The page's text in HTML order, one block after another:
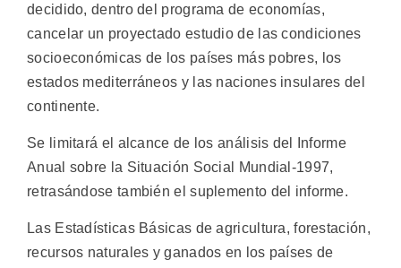
decidido, dentro del programa de economías,
cancelar un proyectado estudio de las condiciones
socioeconómicas de los países más pobres, los
estados mediterráneos y las naciones insulares del
continente.
Se limitará el alcance de los análisis del Informe
Anual sobre la Situación Social Mundial-1997,
retrasándose también el suplemento del informe.
Las Estadísticas Básicas de agricultura, forestación,
recursos naturales y ganados en los países de